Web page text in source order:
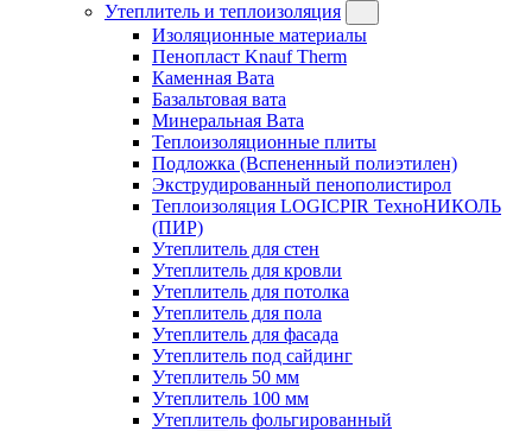
Утеплитель и теплоизоляция
Изоляционные материалы
Пенопласт Knauf Therm
Каменная Вата
Базальтовая вата
Минеральная Вата
Теплоизоляционные плиты
Подложка (Вспененный полиэтилен)
Экструдированный пенополистирол
Теплоизоляция LOGICPIR ТехноНИКОЛЬ
(ПИР)
Утеплитель для стен
Утеплитель для кровли
Утеплитель для потолка
Утеплитель для пола
Утеплитель для фасада
Утеплитель под сайдинг
Утеплитель 50 мм
Утеплитель 100 мм
Утеплитель фольгированный